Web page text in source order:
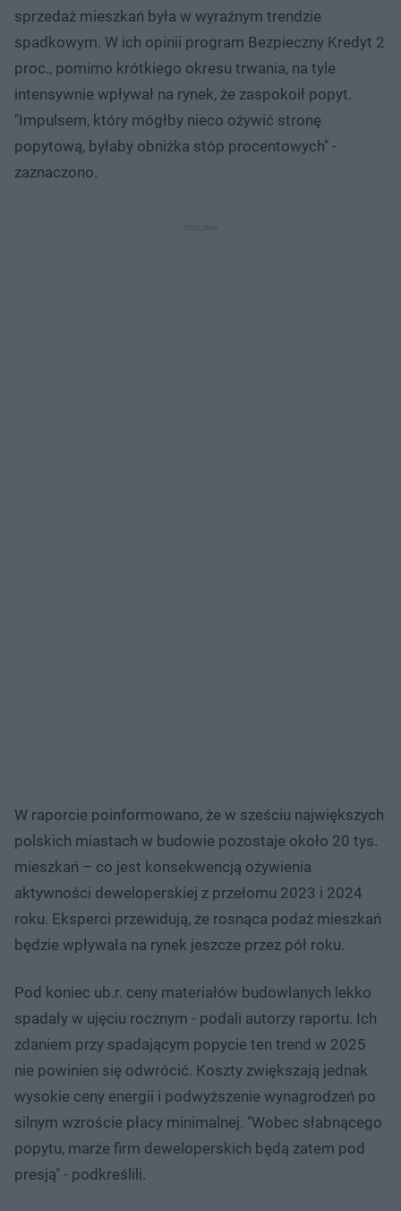
sprzedaż mieszkań była w wyraźnym trendzie
spadkowym. W ich opinii program Bezpieczny Kredyt 2
proc., pomimo krótkiego okresu trwania, na tyle
intensywnie wpływał na rynek, że zaspokoił popyt.
"Impulsem, który mógłby nieco ożywić stronę
popytową, byłaby obniżka stóp procentowych" -
zaznaczono.
W raporcie poinformowano, że w sześciu największych
polskich miastach w budowie pozostaje około 20 tys.
mieszkań – co jest konsekwencją ożywienia
aktywności deweloperskiej z przełomu 2023 i 2024
roku. Eksperci przewidują, że rosnąca podaż mieszkań
będzie wpływała na rynek jeszcze przez pół roku.
Pod koniec ub.r. ceny materiałów budowlanych lekko
spadały w ujęciu rocznym - podali autorzy raportu. Ich
zdaniem przy spadającym popycie ten trend w 2025
nie powinien się odwrócić. Koszty zwiększają jednak
wysokie ceny energii i podwyższenie wynagrodzeń po
silnym wzroście płacy minimalnej. "Wobec słabnącego
popytu, marże firm deweloperskich będą zatem pod
presją" - podkreślili.